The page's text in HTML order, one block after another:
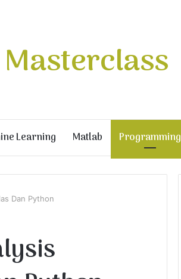
Learning Matlab Programming
Dan Python